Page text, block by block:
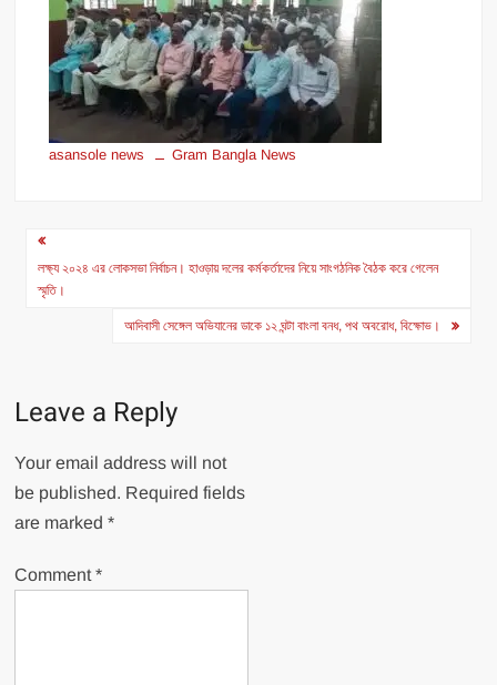
asansole news Gram Bangla News
Post
navigation
লক্ষ্য ২০২৪ এর লোকসভা নির্বাচন। হাওড়ায় দলের কর্মকর্তাদের নিয়ে সাংগঠনিক বৈঠক করে গেলেন
স্মৃতি।
আদিবাসী সেঙ্গেল অভিযানের ডাকে ১২ ঘন্টা বাংলা বনধ, পথ অবরোধ, বিক্ষোভ।
Leave a Reply
Your email address will not
be published. Required fields
are marked*
Comment*